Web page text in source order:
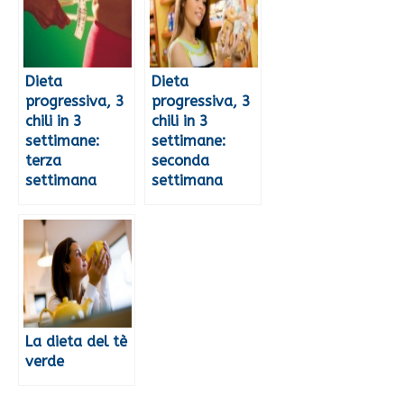
Dieta
progressiva, 3
chili in 3
settimane:
terza
settimana
Dieta
progressiva, 3
chili in 3
settimane:
seconda
settimana
La dieta del tè
verde